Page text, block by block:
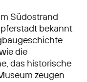
Südostrand
bekannt
die
das historische
zeugen